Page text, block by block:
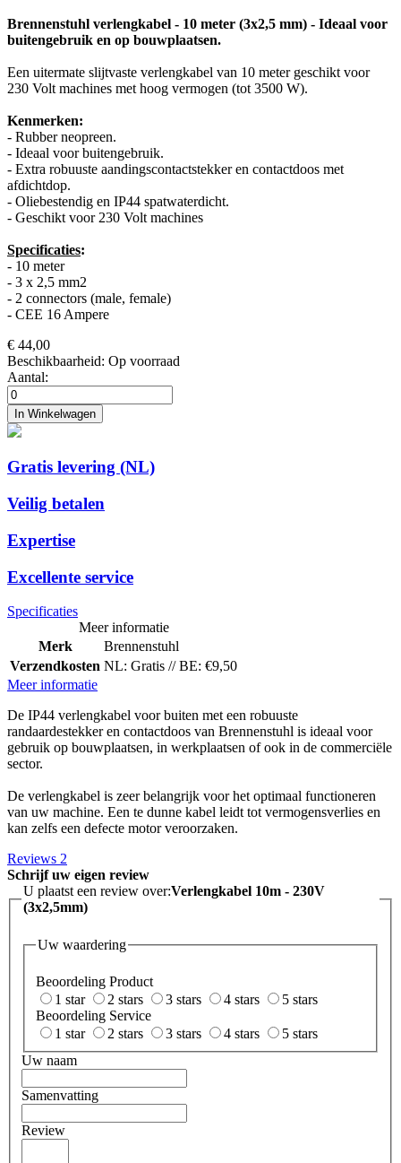
Brennenstuhl verlengkabel - 10 meter (3x2,5 mm) - Ideaal voor
buitengebruik en op bouwplaatsen.
Een uitermate slijtvaste verlengkabel van 10 meter geschikt voor
230 Volt machines met hoog vermogen (tot 3500 W).
Kenmerken:
- Rubber neopreen.
- Ideaal voor buitengebruik.
- Extra robuuste aandingscontactstekker en contactdoos met
afdichtdop.
- Oliebestendig en IP44 spatwaterdicht.
- Geschikt voor 230 Volt machines
Specificaties:
- 10 meter
- 3 x 2,5 mm2
- 2 connectors (male, female)
- CEE 16 Ampere
€ 44,00
Beschikbaarheid: Op voorraad
Aantal:
In Winkelwagen
Gratis levering (NL)
Veilig betalen
Expertise
Excellente service
Specificaties
Meer informatie
Merk
Brennenstuhl
Verzendkosten NL: Gratis // BE: €9,50
Meer informatie
De IP44 verlengkabel voor buiten met een robuuste
randaardestekker en contactdoos van Brennenstuhl is ideaal voor
gebruik op bouwplaatsen, in werkplaatsen of ook in de commerciële
sector.
De verlengkabel is zeer belangrijk voor het optimaal functioneren
van uw machine. Een te dunne kabel leidt tot vermogensverlies en
kan zelfs een defecte motor veroorzaken.
Reviews 2
Schrijf uw eigen review
U plaatst een review over:Verlengkabel 10m - 230V
(3x2,5mm)
Uw waardering
Beoordeling Product
1 star
2 stars 3 stars 4 stars
5 stars
Beoordeling Service
1 star
2 stars 3 stars 4 stars
5 stars
Uw naam
Samenvatting
Review